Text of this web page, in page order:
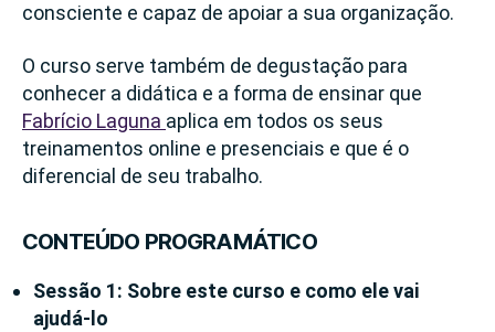
consciente e capaz de apoiar a sua organização.
O curso serve também de degustação para
conhecer a didática e a forma de ensinar que
Fabrício Laguna aplica em todos os seus
treinamentos online e presenciais e que é o
diferencial de seu trabalho.
CONTEÚDO PROGRAMÁTICO
Sessão 1: Sobre este curso e como ele vai
ajudá-lo